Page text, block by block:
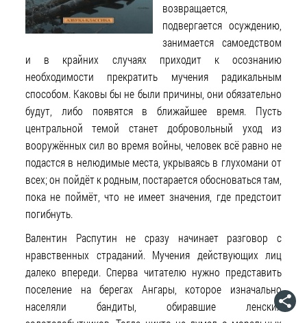
возвращается,
подвергается осуждению,
занимается самоедством
и в крайних случаях приходит к осознанию
необходимости прекратить мучения радикальным
способом. Каковы бы не были причины, они обязательно
будут, либо появятся в ближайшее время. Пусть
центральной темой станет добровольный уход из
вооружённых сил во время войны, человек всё равно не
подастся в нелюдимые места, укрываясь в глухомани от
всех; он пойдёт к родным, постарается обосноваться там,
пока не поймёт, что не имеет значения, где предстоит
погибнуть.
Валентин Распутин не сразу начинает разговор с
нравственных страданий. Мучения действующих лиц
далеко впереди. Сперва читателю нужно представить
поселение на берегах Ангары, которое изначально
населяли бандиты, обиравшие ленских